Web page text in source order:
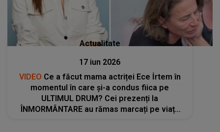
Actualitate
17 iun 2026
VIDEO Ce a făcut mama actriței Ece İrtem în
momentul în care și-a condus fiica pe
ULTIMUL DRUM? Cei prezenți la
ÎNMORMÂNTARE au rămas marcați pe viață